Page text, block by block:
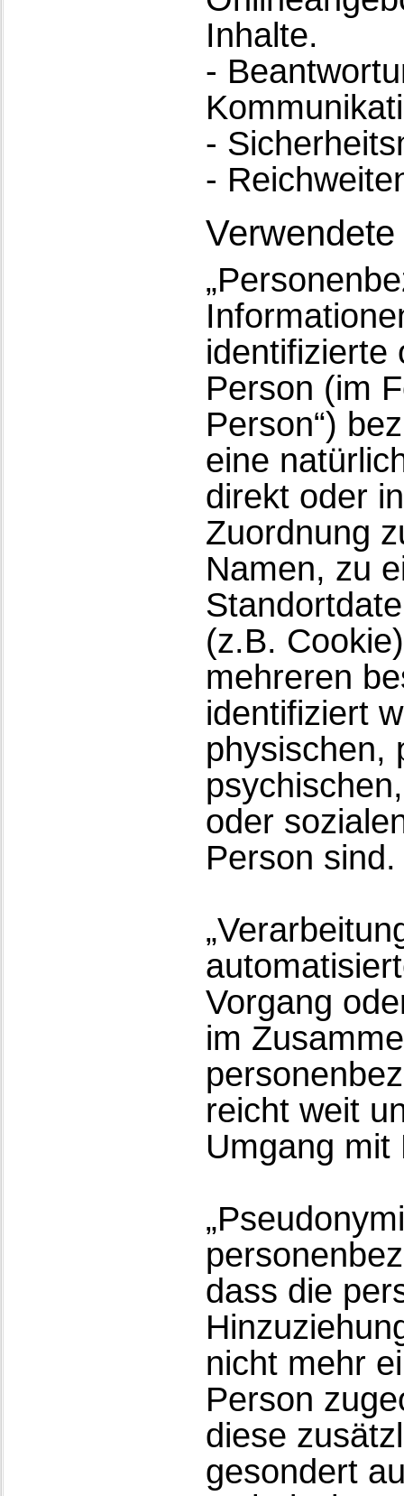
Inhalte.
-
-
-
identifizierte
Person (im
Person“)
eine
direkt oder
Zuordnung
Namen, zu
(z.B.
mehreren
identifiziert
physischen,
oder
Person sind.
Vorgang
im
reicht weit
Umgang mit
dass die
nicht mehr
Person
diese
gesondert